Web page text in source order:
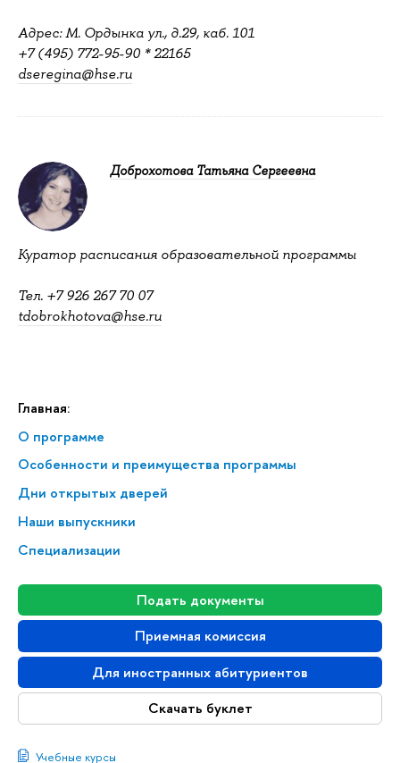
Главная:
О программе
Особенности и преимущества программы
Дни открытых дверей
Наши выпускники
Специализации
Подать документы
Приемная комиссия
Для иностранных абитуриентов
Скачать буклет
Учебные курсы
Адрес: М. Ордынка ул., д.29, каб. 101
+7 (495) 772-95-90 * 22165
dseregina@hse.ru
Доброхотова Татьяна Сергеевна
Куратор расписания образовательной программы
Тел. +7 926 267 70 07
tdobrokhotova@hse.ru